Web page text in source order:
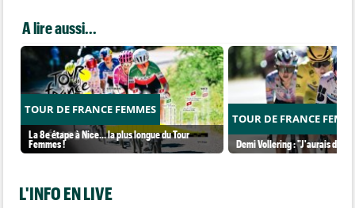
A lire aussi...
TOUR DE FRANCE FEMMES
La 8e étape à Nice… la plus longue du Tour
Femmes !
TOUR DE FRANCE
Demi Vollering : "J'aurais dû
L'INFO EN LIVE